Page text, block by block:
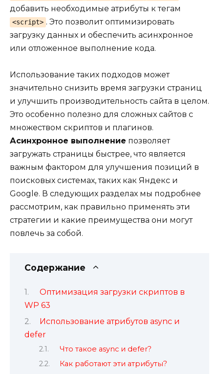
добавить необходимые атрибуты к тегам
<script> . Это позволит оптимизировать
загрузку данных и обеспечить асинхронное
или отложенное выполнение кода.
Использование таких подходов может
значительно снизить время загрузки страниц
и улучшить производительность сайта в целом.
Это особенно полезно для сложных сайтов с
множеством скриптов и плагинов.
Асинхронное выполнение позволяет
загружать страницы быстрее, что является
важным фактором для улучшения позиций в
поисковых системах, таких как Яндекс и
Google. В следующих разделах мы подробнее
рассмотрим, как правильно применять эти
стратегии и какие преимущества они могут
повлечь за собой.
Содержание
Оптимизация загрузки скриптов в
WP 63
Использование атрибутов async и
defer
Что такое async и defer?
Как работают эти атрибуты?